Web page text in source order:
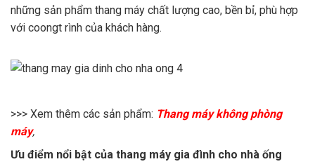
những sản phẩm thang máy chất lượng cao, bền bỉ, phù hợp
với coongt rình của khách hàng.
>>> Xem thêm các sản phẩm: Thang máy không phòng
máy,
Ưu điểm nổi bật của thang máy gia đình cho nhà ống